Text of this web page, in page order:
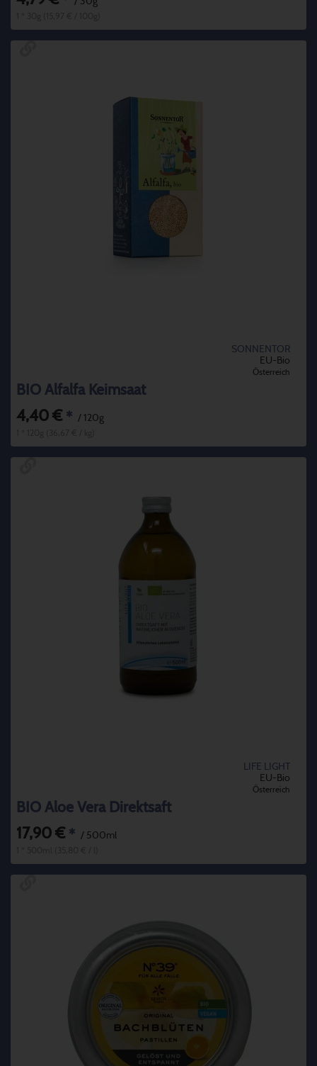
SONNENTOR
EU-Bio
Österreich
BIO Alfalfa Keimsaat
4,40 € * / 120g
LIFE LIGHT
EU-Bio
Österreich
BIO Aloe Vera Direktsaft
17,90 € * / 500ml